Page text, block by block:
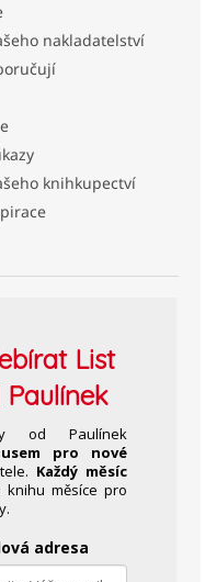
nakladatelství
knihkupectví
List
od Paulínek
pro nové
Každý měsíc
knihu měsíce pro
adresa